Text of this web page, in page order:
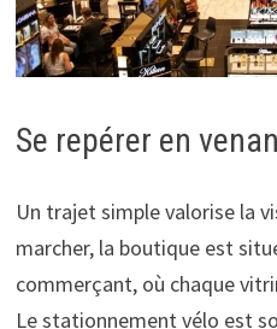
Se repérer en
Un trajet simple valorise la
marcher, la boutique est
commerçant, où chaque
Le stationnement vélo est